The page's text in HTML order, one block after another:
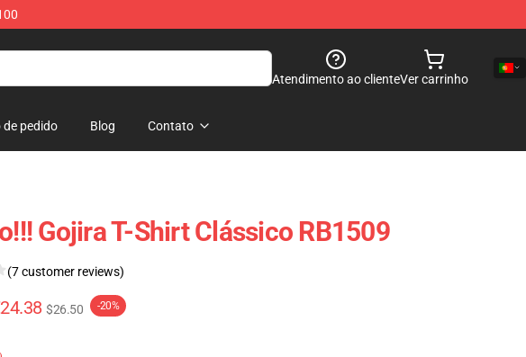
Atendimento ao clienteVer carrinho
pedido Blog Contato
Gojira T-Shirt Clássico RB1509
(7 customer reviews)
$26.50 -20%